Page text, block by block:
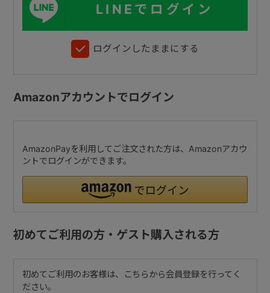
LINEでログイン
ログインしたままにする
Amazonアカウントでログイン
AmazonPayを利用してご注文された方は、Amazonアカウ
ントでログインができます。
初めてご利用の方・ゲスト購入される方
初めてご利用のお客様は、こちらから会員登録を行ってく
ださい。